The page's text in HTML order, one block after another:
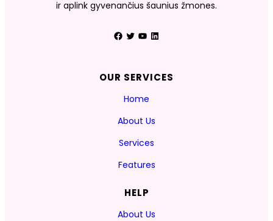
ir aplink gyvenančius šaunius žmones.
Facebook Twitter YouTube LinkedIn
OUR SERVICES
Home
About Us
Services
Features
HELP
About Us